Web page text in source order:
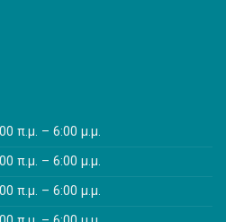
π.μ. – 6:00 μ.μ.
π.μ. – 6:00 μ.μ.
π.μ. – 6:00 μ.μ.